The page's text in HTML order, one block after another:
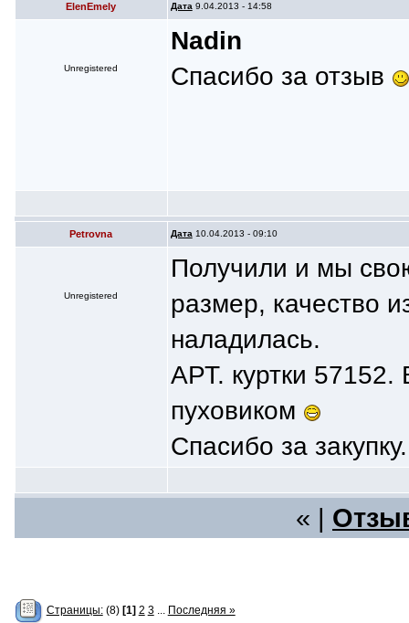
ElenEmely Дата 9.04.2013 - 14:58
Unregistered
Nаdin
Спасибо за отзыв
Petrovna Дата 10.04.2013 - 09:10
Unregistered
Получили и мы
размер, качество
наладилась.
АРТ. куртки
пуховиком
Спасибо за закупку.
« |
Страницы:(8) [1] 2 3... Последняя »